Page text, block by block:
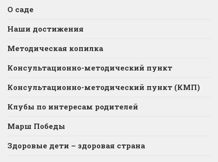
О саде
Наши достижения
Методическая копилка
Консультационно-методический пункт
Консультационно-методический пункт (КМП)
Клубы по интересам родителей
Марш Победы
Здоровые дети – здоровая страна